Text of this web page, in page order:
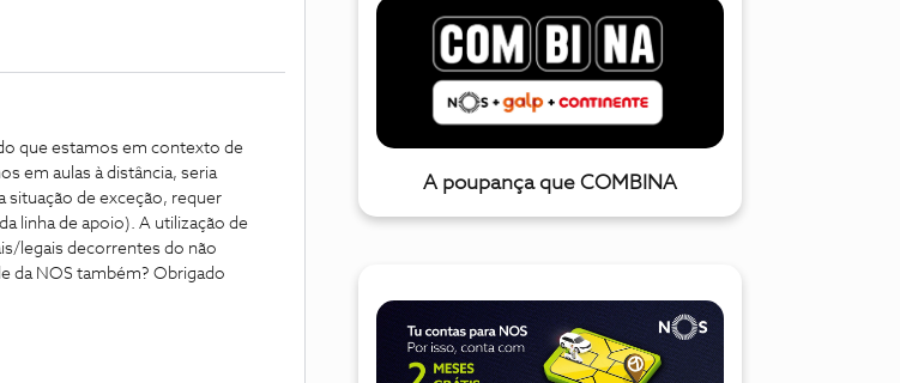
que estamos em contexto de
em aulas à distância, seria
situação de exceção, requer
linha de apoio). A utilização de
legais decorrentes do não
da NOS também? Obrigado
A poupança que COMBINA